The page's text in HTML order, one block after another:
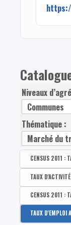
Niveaux
Thématique :
CENSUS 2011 :
Disponible par :
CENSUS
CENSUS
CENSUS
TAUX
Disponible par :
Taux
CENSUS 2011 :
Disponible par :
TAUX D'EMPLOI